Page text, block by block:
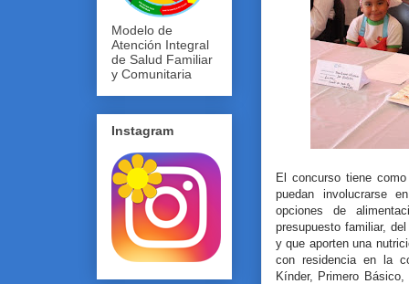
El concurso tiene
puedan involucrarse
opciones de
presupuesto familiar,
y que aporten una
con residencia en la
Kínder, Primero
Modelo de
Atención Integral
de Salud Familiar
y Comunitaria
Instagram